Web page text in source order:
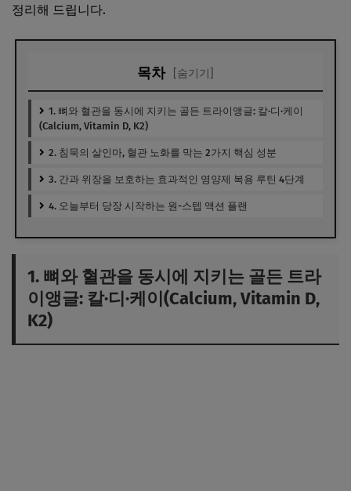
정리해 드립니다.
목차 [숨기기]
1. 뼈와 혈관을 동시에 지키는 골든 트라이앵글: 칼·디·케이
(Calcium, Vitamin D, K2)
2. 침묵의 살인마, 혈관 노화를 막는 2가지 핵심 성분
3. 간과 위장을 보호하는 효과적인 영양제 복용 루틴 4단계
4. 오늘부터 당장 시작하는 원-스텝 액션 플랜
1. 뼈와 혈관을 동시에 지키는 골든 트라
이앵글: 칼·디·케이(Calcium, Vitamin D,
K2)